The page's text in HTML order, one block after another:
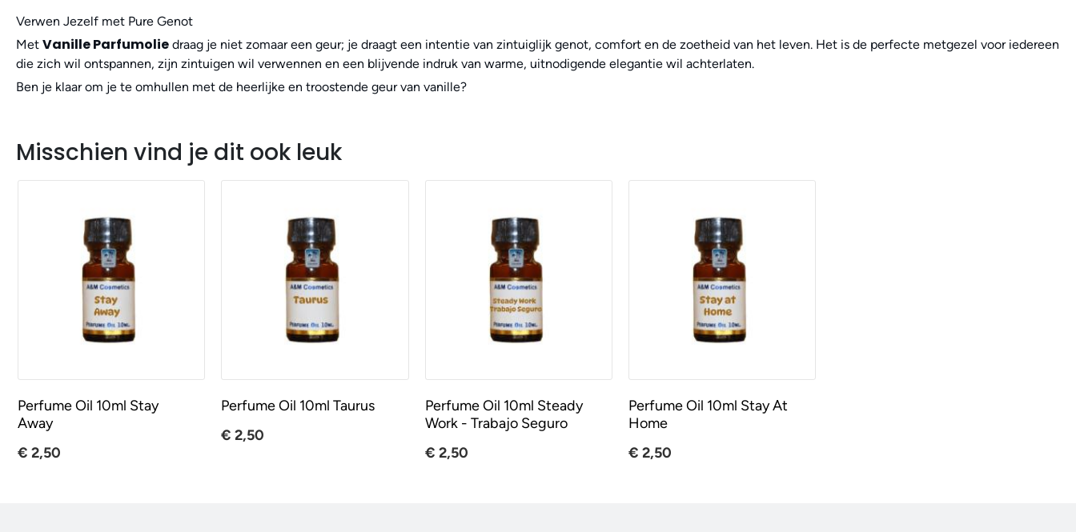
Verwen Jezelf met Pure Genot
Met Vanille Parfumolie draag je niet zomaar een geur; je draagt een intentie van zintuiglijk genot, comfort en de zoetheid van het leven. Het is de perfecte metgezel voor iedereen
die zich wil ontspannen, zijn zintuigen wil verwennen en een blijvende indruk van warme, uitnodigende elegantie wil achterlaten.
Ben je klaar om je te omhullen met de heerlijke en troostende geur van vanille?
Misschien vind je dit ook leuk
Perfume Oil 10ml Stay
Away
€ 2,50
Perfume Oil 10ml Taurus
€ 2,50
Perfume Oil 10ml Steady
Work - Trabajo Seguro
€ 2,50
Perfume Oil 10ml Stay At
Home
€ 2,50